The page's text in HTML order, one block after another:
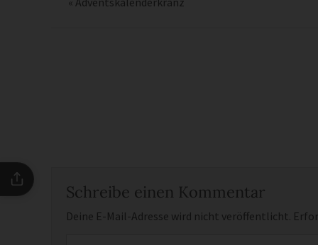
Schreibe einen Kommentar
Deine E-Mail-Adresse wird nicht veröffentlicht.